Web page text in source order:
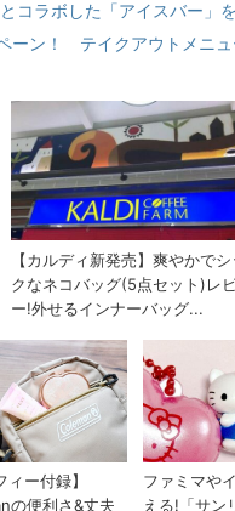
コラボした「アイスバー」
ーン！ テイクアウトメニュ